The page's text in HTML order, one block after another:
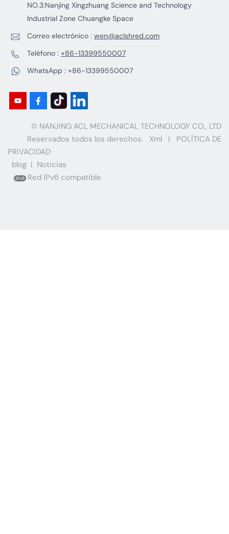
NO.3:Nanjing Xingzhuang Science and Technology
Industrial Zone Chuangke Space
Correo electrónico : wen@aclshred.com
Teléfono : +86-13399550007
WhatsApp : +86-13399550007
© NANJING ACL MECHANICAL TECHNOLOGY CO., LTD
Reservados todos los derechos.
Xml |
POLÍTICA DE
PRIVACIDAD
blog | Noticias
Red IPv6 compatible